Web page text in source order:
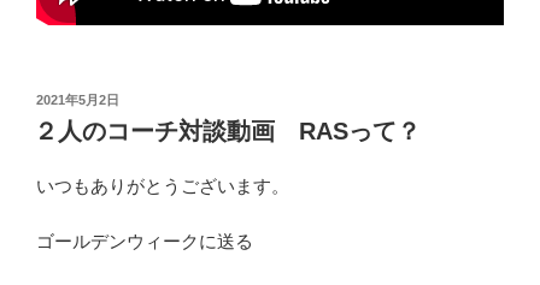
投
稿
日:
2021年5月2日
２人のコーチ対談動画 RASって？
いつもありがとうございます。
ゴールデンウィークに送る